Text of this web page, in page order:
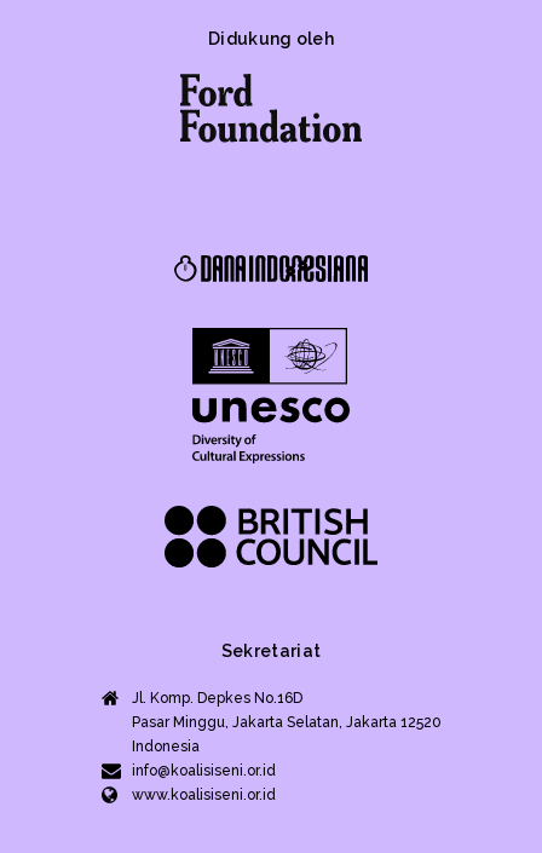
Didukung oleh
Sekretariat
Jl. Komp. Depkes No.16D
Pasar Minggu, Jakarta Selatan, Jakarta 12520
Indonesia
info@koalisiseni.or.id
www.koalisiseni.or.id